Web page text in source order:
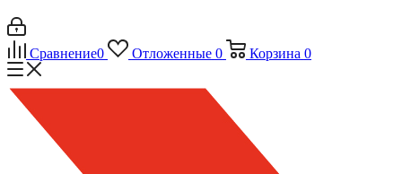
Сравнение0 Отложенные 0 Корзина 0